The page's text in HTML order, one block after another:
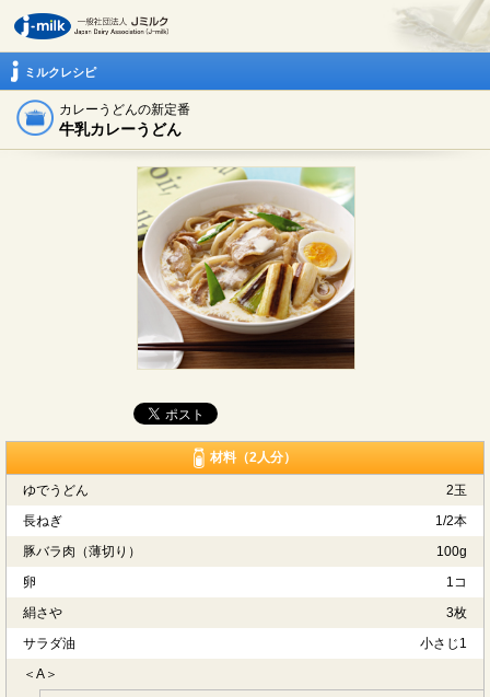
ミルクレシピ
カレーうどんの新定番
牛乳カレーうどん
材料（2人分）
ゆでうどん
2玉
長ねぎ
1/2本
豚バラ肉（薄切り）
100g
卵
1コ
絹さや
3枚
サラダ油
小さじ1
＜A＞